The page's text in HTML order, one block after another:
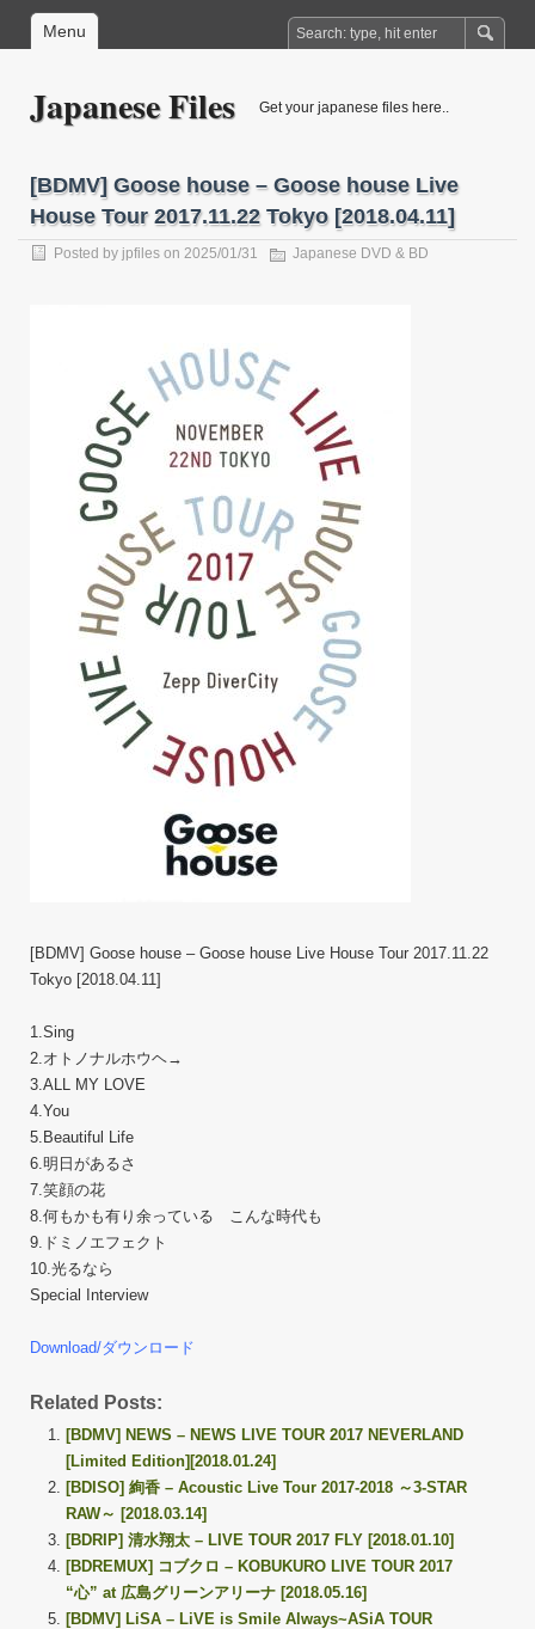
Menu
Japanese Files Get your japanese files here..
[BDMV] Goose house – Goose house Live
House Tour 2017.11.22 Tokyo [2018.04.11]
Posted by jpfiles on 2025/01/31 Japanese DVD & BD
[BDMV] Goose house – Goose house Live House Tour 2017.11.22
Tokyo [2018.04.11]
1.Sing
2.オトノナルホウヘ→
3.ALL MY LOVE
4.You
5.Beautiful Life
6.明日があるさ
7.笑顔の花
8.何もかも有り余っている こんな時代も
9.ドミノエフェクト
10.光るなら
Special Interview
Download/ダウンロード
Related Posts:
[BDMV] NEWS – NEWS LIVE TOUR 2017 NEVERLAND
[Limited Edition][2018.01.24]
[BDISO] 絢香 – Acoustic Live Tour 2017-2018 ～3-STAR
RAW～ [2018.03.14]
[BDRIP] 清水翔太 – LIVE TOUR 2017 FLY [2018.01.10]
[BDREMUX] コブクロ – KOBUKURO LIVE TOUR 2017
“心” at 広島グリーンアリーナ [2018.05.16]
[BDMV] LiSA – LiVE is Smile Always~ASiA TOUR